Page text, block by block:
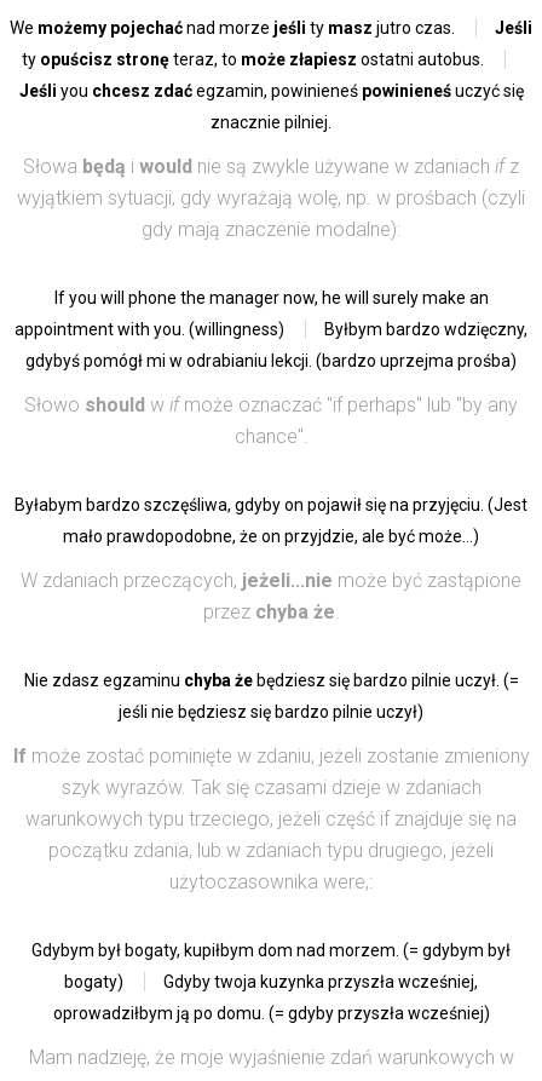
We możemy pojechaćnad morze jeśli ty masz jutro czas.
Jeśli
ty opuścisz stronęteraz, to może złapiesz ostatni autobus.
Jeśli you chcesz zdaćegzamin, powinieneś powinieneśuczyć się
znacznie pilniej.
Słowa będą i would nie są zwykle używane w zdaniach ifz
wyjątkiem sytuacji, gdy wyrażają wolę, np. w prośbach (czyli
gdy mają znaczenie modalne):
If you will phone the manager now, he will surely make an
appointment with you. (willingness)
Byłbym bardzo wdzięczny,
gdybyś pomógł mi w odrabianiu lekcji. (bardzo uprzejma prośba)
Słowo should w ifmoże oznaczać "if perhaps" lub "by any
chance".
Byłabym bardzo szczęśliwa, gdyby on pojawił się na przyjęciu. (Jest
mało prawdopodobne, że on przyjdzie, ale być może...)
W zdaniach przeczących, jeżeli...nie może być zastąpione
przez chyba że
Nie zdasz egzaminu chyba żebędziesz się bardzo pilnie uczył. (=
jeśli nie będziesz się bardzo pilnie uczył)
If może zostać pominięte w zdaniu, jeżeli zostanie zmieniony
szyk wyrazów. Tak się czasami dzieje w zdaniach
warunkowych typu trzeciego, jeżeli część if znajduje się na
początku zdania, lub w zdaniach typu drugiego, jeżeli
użytoczasownika were,:
Gdybym był bogaty, kupiłbym dom nad morzem. (= gdybym był
bogaty)
Gdyby twoja kuzynka przyszła wcześniej,
oprowadziłbym ją po domu. (= gdyby przyszła wcześniej)
Mam nadzieję, że moje wyjaśnienie zdań warunkowych w